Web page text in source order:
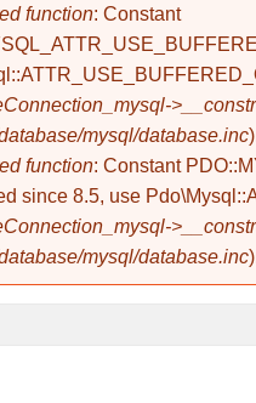
function: Constant
mysql/database.inc
function: Constant
since 8.5, use
mysql/database.inc